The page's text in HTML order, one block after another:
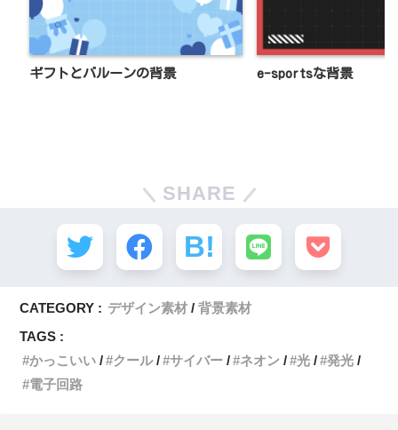
ギフトとバルーンの背景 e-sportsな背景
SHARE
CATEGORY : デザイン素材
背景素材
TAGS :
かっこいい
クール サイバー ネオン 光
発光
電子回路